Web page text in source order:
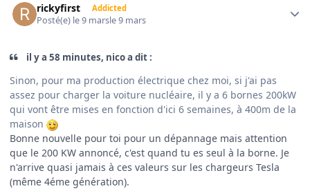
rickyfirst Addicted
Posté(e) le 9 marsle 9 mars
il y a 58 minutes, nico a dit :
Sinon, pour ma production électrique chez moi, si j'ai pas
assez pour charger la voiture nucléaire, il y a 6 bornes 200kW
qui vont être mises en fonction d'ici 6 semaines, à 400m de la
maison
Bonne nouvelle pour toi pour un dépannage mais attention
que le 200 KW annoncé, c'est quand tu es seul à la borne. Je
n'arrive quasi jamais à ces valeurs sur les chargeurs Tesla
(même 4éme génération).